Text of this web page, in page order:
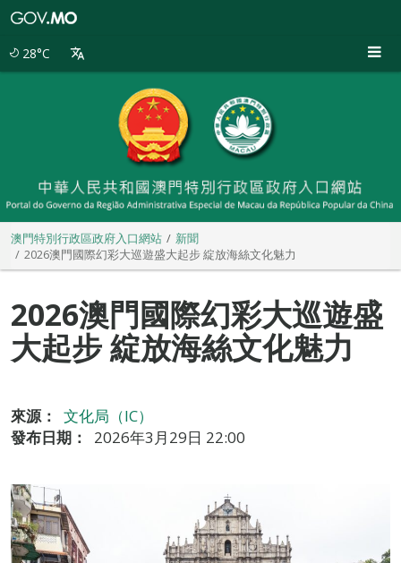
28°C
澳門特別行政區政府入口網站
新聞
2026澳門國際幻彩大巡遊盛大起步 綻放海絲文化魅力
2026澳門國際幻彩大巡遊盛
大起步 綻放海絲文化魅力
來源：
文化局（IC）
發布日期：
2026年3月29日 22:00